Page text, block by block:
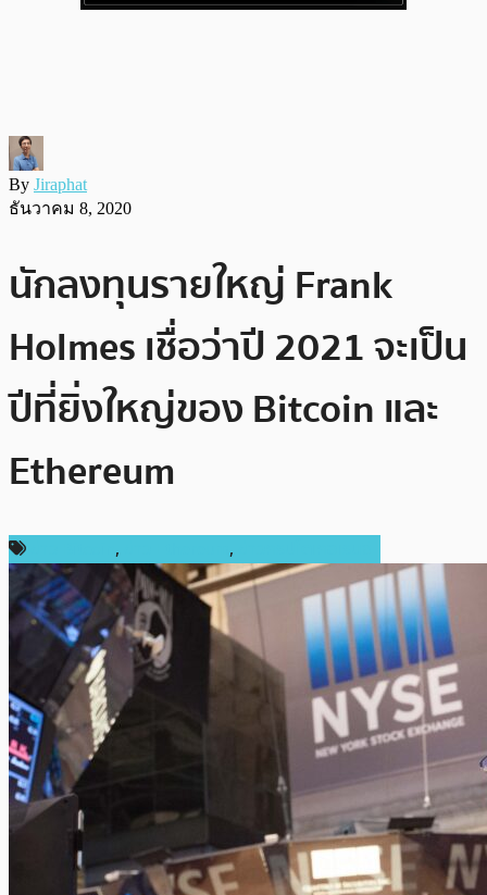
By Jiraphat
ธันวาคม 8, 2020
นักลงทุนรายใหญ่ Frank
Holmes เชื่อว่าปี 2021 จะเป็น
ปีที่ยิ่งใหญ่ของ Bitcoin และ
Ethereum
, ,